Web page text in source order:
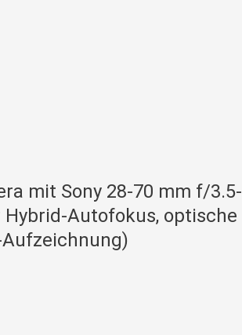
mit Sony 28-70 mm f/3.5-
Hybrid-Autofokus, optische